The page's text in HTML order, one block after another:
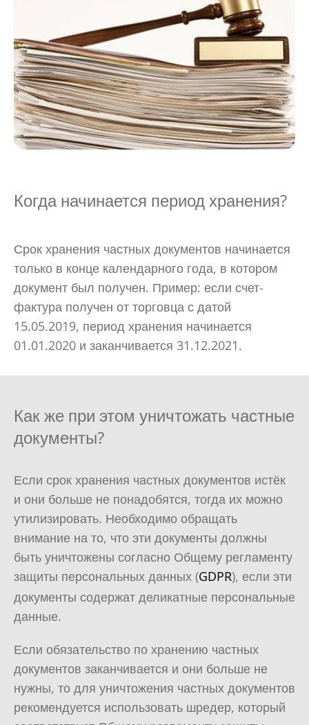
Когда начинается период хранения?
Срок хранения частных документов начинается
только в конце календарного года, в котором
документ был получен. Пример: если счет-
фактура получен от торговца с датой
15.05.2019, период хранения начинается
01.01.2020 и заканчивается 31.12.2021.
Как же при этом уничтожать частные
документы?
Если срок хранения частных документов истёк
и они больше не понадобятся, тогда их можно
утилизировать. Необходимо обращать
внимание на то, что эти документы должны
быть уничтожены согласно Общему регламенту
защиты персональных данных (GDPR), если эти
документы содержат деликатные персональные
данные.
Если обязательство по хранению частных
документов заканчивается и они больше не
нужны, то для уничтожения частных документов
рекомендуется использовать шредер, который